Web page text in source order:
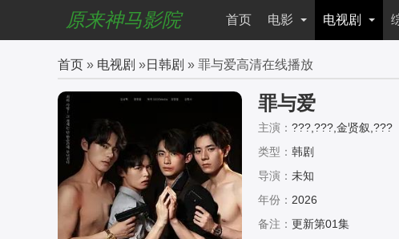
原来神马影院 首页 电影 电视剧
首页 » 电视剧 »日韩剧 » 罪与爱高清在线播放
罪与爱
主演： ???,???,金贤叙,???
类型： 韩剧
导演： 未知
年份： 2026
备注： 更新第01集